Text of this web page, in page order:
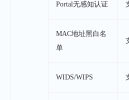
Portal无感知认证
MAC地址黑白名
单
WIDS/WIPS